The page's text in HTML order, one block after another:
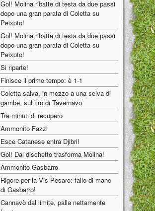
Gol! Molina ribatte di testa da due passi
dopo una gran parata di Coletta su
Peixoto!
Gol! Molina ribatte di testa da due passi
dopo una gran parata di Coletta su
Peixoto!
Si riparte!
Finisce il primo tempo: è 1-1
Coletta salva, in mezzo a una selva di
gambe, sul tiro di Tavernavo
Tre minuti di recupero
Ammonito Fazzi
Esce Catanese entra Djibril
Gol! Dal dischetto trasforma Molina!
Ammonito Gasbarro
Rigore per la Vis Pesaro: fallo di mano
di Gasbarro!
Cannavò dal limite, palla nettamente